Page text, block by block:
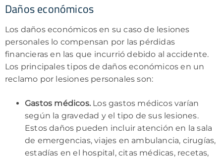
Daños económicos
Los daños económicos en su caso de lesiones
personales lo compensan por las pérdidas
financieras en las que incurrió debido al accidente.
Los principales tipos de daños económicos en un
reclamo por lesiones personales son:
Gastos médicos. Los gastos médicos varían
según la gravedad y el tipo de sus lesiones.
Estos daños pueden incluir atención en la sala
de emergencias, viajes en ambulancia, cirugías,
estadías en el hospital, citas médicas, recetas,